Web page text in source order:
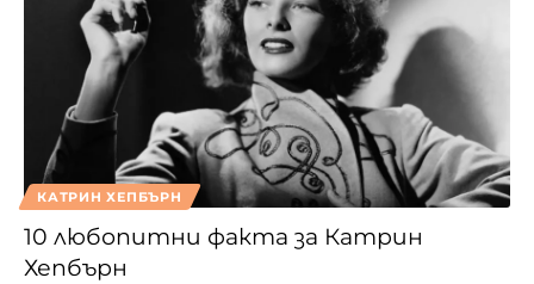
КАТРИН ХЕПБЪРН
10 любопитни факта за Катрин
Хепбърн